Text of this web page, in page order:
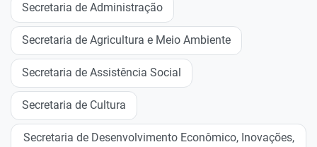
Secretaria de Administração
Secretaria de Agricultura e Meio Ambiente
Secretaria de Assistência Social
Secretaria de Cultura
Secretaria de Desenvolvimento Econômico, Inovações,